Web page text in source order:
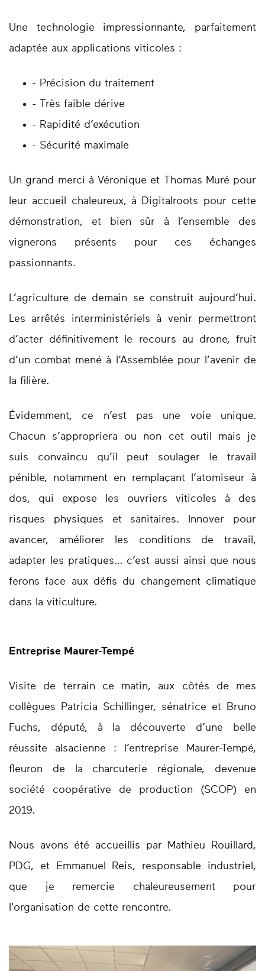
Une technologie impressionnante, parfaitement
adaptée aux applications viticoles :
- Précision du traitement
- Très faible dérive
- Rapidité d’exécution
- Sécurité maximale
Un grand merci à Véronique et Thomas Muré pour
leur accueil chaleureux, à Digitalroots pour cette
démonstration, et bien sûr à l’ensemble des
vignerons présents pour ces échanges
passionnants.
L’agriculture de demain se construit aujourd’hui.
Les arrêtés interministériels à venir permettront
d’acter définitivement le recours au drone, fruit
d’un combat mené à l’Assemblée pour l’avenir de
la filière.
Évidemment, ce n’est pas une voie unique.
Chacun s’appropriera ou non cet outil mais je
suis convaincu qu’il peut soulager le travail
pénible, notamment en remplaçant l’atomiseur à
dos, qui expose les ouvriers viticoles à des
risques physiques et sanitaires. Innover pour
avancer, améliorer les conditions de travail,
adapter les pratiques… c’est aussi ainsi que nous
ferons face aux défis du changement climatique
dans la viticulture.
Entreprise Maurer-Tempé
Visite de terrain ce matin, aux côtés de mes
collègues Patricia Schillinger, sénatrice et Bruno
Fuchs, député, à la découverte d’une belle
réussite alsacienne : l’entreprise Maurer-Tempé,
fleuron de la charcuterie régionale, devenue
société coopérative de production (SCOP) en
2019.
Nous avons été accueillis par Mathieu Rouillard,
PDG, et Emmanuel Reis, responsable industriel,
que je remercie chaleureusement pour
l'organisation de cette rencontre.